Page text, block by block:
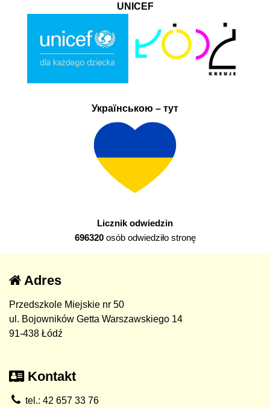
UNICEF
Українською – тут
Licznik odwiedzin
696320osób odwiedziło stronę
Adres
Przedszkole Miejskie nr 50
ul. Bojowników Getta Warszawskiego 14
91-438 Łódź
Kontakt
tel.: 42 657 33 76